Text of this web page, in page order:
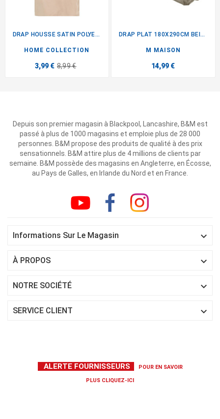
DRAP HOUSSE SATIN POLYESTER...
HOME COLLECTION
3,99 € 8,99 €
DRAP PLAT 180X290CM BEIGE
M MAISON
14,99 €
Depuis son premier magasin à Blackpool, Lancashire, B&M est
passé à plus de 1000 magasins et emploie plus de 28 000
personnes. B&M propose des produits de qualité à des prix
sensationnels. B&M attire plus de 4 millions de clients par
semaine. B&M possède des magasins en Angleterre, en Écosse,
au Pays de Galles, en Irlande du Nord et en France.
Informations Sur Le Magasin 
À PROPOS 
NOTRE SOCIÉTÉ 
SERVICE CLIENT 
ALERTE FOURNISSEURS POUR EN SAVOIR
PLUS CLIQUEZ-ICI